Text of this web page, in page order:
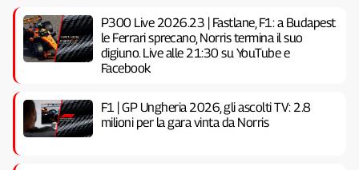
P300 Live 2026.23 | Fastlane, F1: a Budapest
le Ferrari sprecano, Norris termina il suo
digiuno. Live alle 21:30 su YouTube e
Facebook
F1 | GP Ungheria 2026, gli ascolti TV: 2.8
milioni per la gara vinta da Norris